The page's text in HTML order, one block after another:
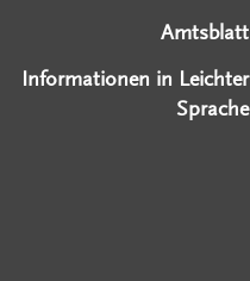
Amtsblatt
Informationen in Leichter
Sprache